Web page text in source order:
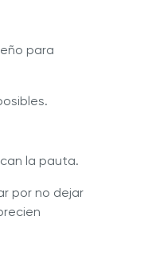
para
la pauta.
por no dejar